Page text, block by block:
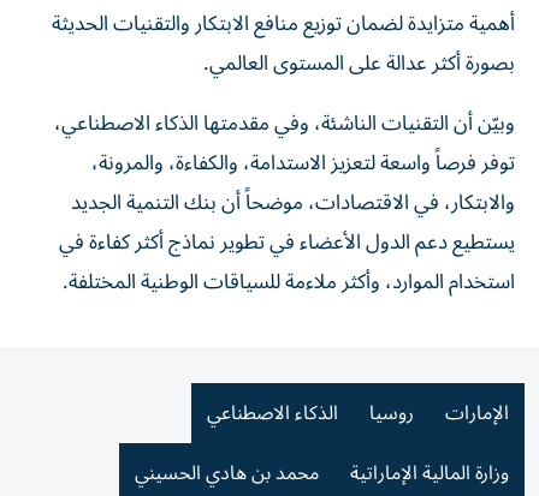
أهمية متزايدة لضمان توزيع منافع الابتكار والتقنيات الحديثة
بصورة أكثر عدالة على المستوى العالمي.
وبيّن أن التقنيات الناشئة، وفي مقدمتها الذكاء الاصطناعي،
توفر فرصاً واسعة لتعزيز الاستدامة، والكفاءة، والمرونة،
والابتكار، في الاقتصادات، موضحاً أن بنك التنمية الجديد
يستطيع دعم الدول الأعضاء في تطوير نماذج أكثر كفاءة في
استخدام الموارد، وأكثر ملاءمة للسياقات الوطنية المختلفة.
الإمارات روسيا
الذكاء الاصطناعي
وزارة المالية الإماراتية
محمد بن هادي الحسيني